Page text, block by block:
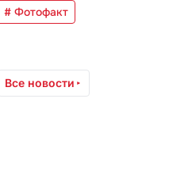
# Фотофакт
Все новости